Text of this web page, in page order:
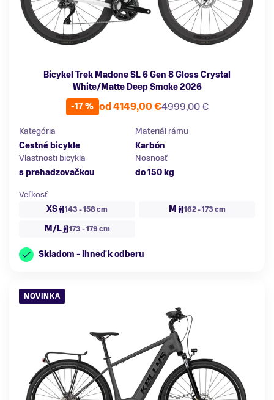
Bicykel Trek Madone SL 6 Gen 8 Gloss Crystal
White/Matte Deep Smoke 2026
-17 %
4999,00 €
od 4149,00 €
Kategória
Cestné bicykle
Materiál rámu
Karbón
Vlastnosti bicykla
s prehadzovačkou
Nosnosť
do 150 kg
Veľkosť
XS
143 - 158 cm M 162 - 173 cm
M/L 173 - 179 cm
Skladom - Ihneď k odberu
NOVINKA